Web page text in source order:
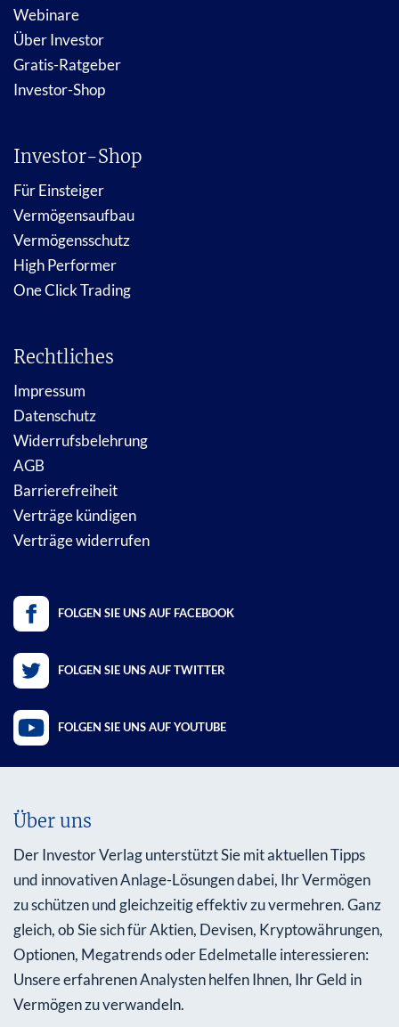
Webinare
Über Investor
Gratis-Ratgeber
Investor-Shop
Investor-Shop
Für Einsteiger
Vermögensaufbau
Vermögensschutz
High Performer
One Click Trading
Rechtliches
Impressum
Datenschutz
Widerrufsbelehrung
AGB
Barrierefreiheit
Verträge kündigen
Verträge widerrufen
FOLGEN SIE UNS AUF FACEBOOK
FOLGEN SIE UNS AUF TWITTER
FOLGEN SIE UNS AUF YOUTUBE
Über uns
Der Investor Verlag unterstützt Sie mit aktuellen Tipps
und innovativen Anlage-Lösungen dabei, Ihr Vermögen
zu schützen und gleichzeitig effektiv zu vermehren. Ganz
gleich, ob Sie sich für Aktien, Devisen, Kryptowährungen,
Optionen, Megatrends oder Edelmetalle interessieren:
Unsere erfahrenen Analysten helfen Ihnen, Ihr Geld in
Vermögen zu verwandeln.